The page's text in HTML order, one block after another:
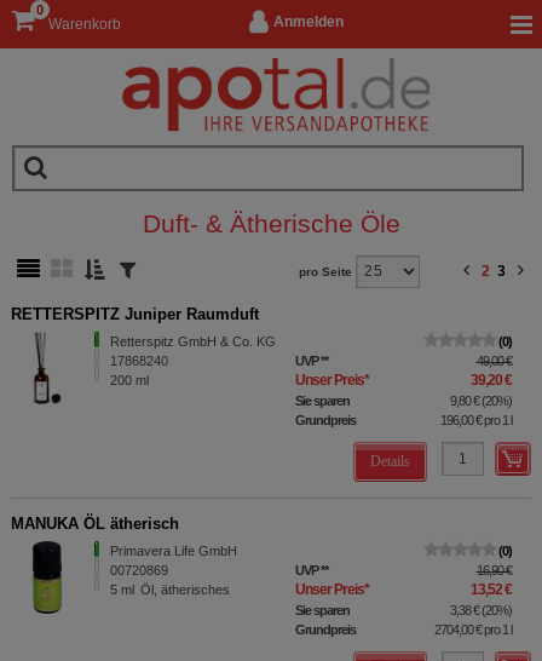
Anmelden
Warenkorb
0
Duft- & Ätherische Öle
pro Seite 2 3
RETTERSPITZ Juniper Raumduft
Retterspitz GmbH & Co. KG
17868240
200 ml
0
UVP** 49,00 €
Unser Preis* 39,20 €
Sie sparen 9,80 €(20%)
Grundpreis
196,00 €pro 1 l
Details
MANUKA ÖL ätherisch
Primavera Life GmbH
00720869
5 ml Öl, ätherisches
0
UVP** 16,90 €
Unser Preis* 13,52 €
Sie sparen 3,38 €(20%)
Grundpreis
2704,00 €pro 1 l